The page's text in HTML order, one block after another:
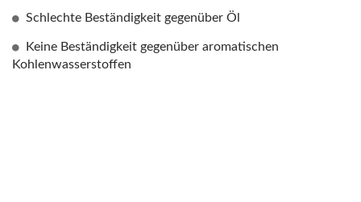
Schlechte Beständigkeit gegenüber Öl
Keine Beständigkeit gegenüber aromatischen
Kohlenwasserstoffen